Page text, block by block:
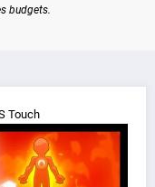
budgets.
Touch